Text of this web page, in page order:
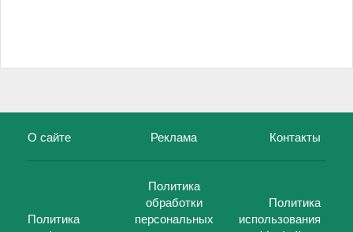
О сайте Реклама Контакты
Политика
Политика
обработки
персональных
Политика
использования